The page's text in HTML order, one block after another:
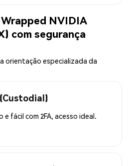
NVIDIA
com segurança
orientação especializada da
fácil com 2FA, acesso ideal.